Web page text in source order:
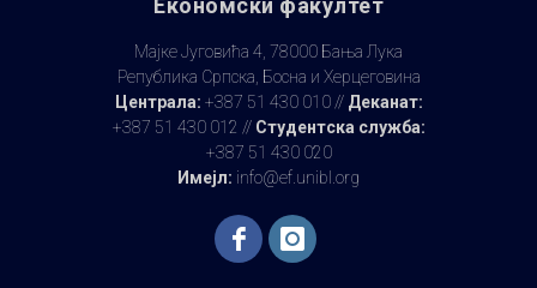
Економски факултет
Мајке Југовића 4, 78000 Бања Лука
Република Српска, Босна и Херцеговина
Централа: +387 51 430 010 // Деканат:
+387 51 430 012 // Студентска служба:
+387 51 430 020
Имејл: info@ef.unibl.org